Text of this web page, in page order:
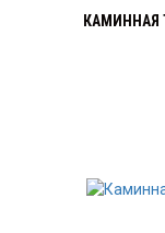
КАМИННАЯ